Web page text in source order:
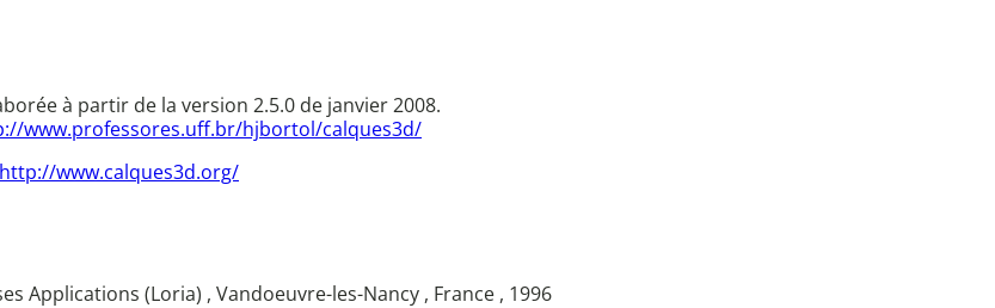
à partir de la version 2.5.0 de janvier 2008.
www.professores.uff.br/hjbortol/calques3d/
http://www.calques3d.org/
Applications (Loria) , Vandoeuvre-les-Nancy , France , 1996